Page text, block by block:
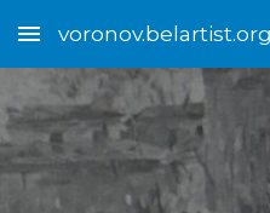
Skip to main content
voronov.belartist.org